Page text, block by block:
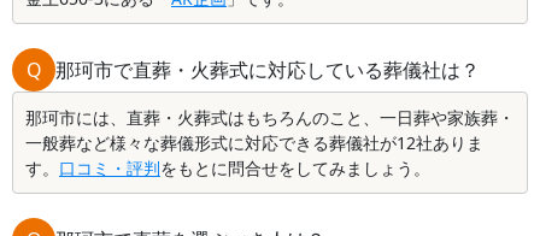
Q 那珂市で直葬・火葬式に対応している葬儀社は？
那珂市には、直葬・火葬式はもちろんのこと、一日葬や家族葬・
一般葬など様々な葬儀形式に対応できる葬儀社が12社ありま
す。 口コミ・評判をもとに問合せをしてみましょう。